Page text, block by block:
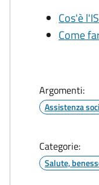
Cos'è
Come
Argomenti:
Assistenza
Categorie:
Salute,